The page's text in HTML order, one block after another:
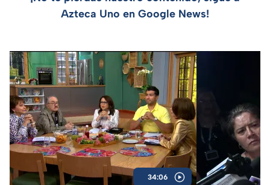
Azteca Uno en Google News!
34:06